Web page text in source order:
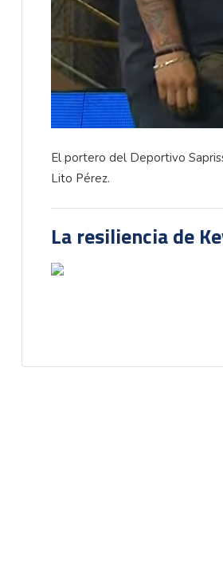
El portero del Deportivo
Lito Pérez.
La resiliencia de